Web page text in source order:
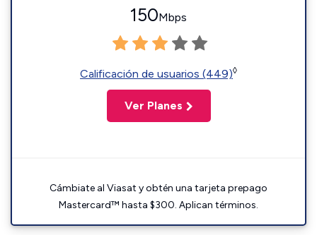
150Mbps
Calificación de usuarios (449)◊
Ver Planes
Cámbiate al Viasat y obtén una tarjeta prepago
Mastercard™ hasta $300. Aplican términos.